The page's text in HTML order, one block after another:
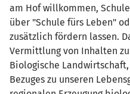
am Hof willkommen,
über "Schule fürs Leben"
zusätzlich fördern lassen.
Vermittlung von Inhalten
Biologische
Bezuges zu unseren